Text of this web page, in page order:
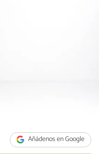
Añádenos en Google